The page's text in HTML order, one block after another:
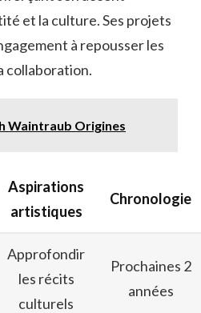
et la culture. Ses projets
à repousser les
collaboration.
Waintraub Origines
Aspirations
artistiques
Chronologie
Approfondir
les récits
culturels
Prochaines 2
années